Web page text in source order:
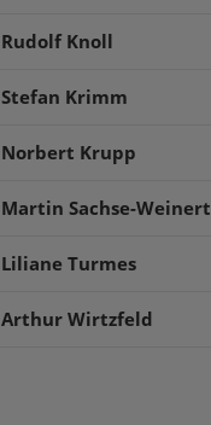
Rudolf Knoll
Stefan Krimm
Norbert Krupp
Martin Sachse-Weinert
Liliane Turmes
Arthur Wirtzfeld